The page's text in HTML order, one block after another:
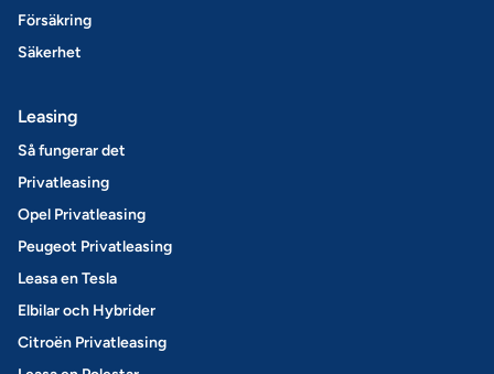
Försäkring
Säkerhet
Leasing
Så fungerar det
Privatleasing
Opel Privatleasing
Peugeot Privatleasing
Leasa en Tesla
Elbilar och Hybrider
Citroën Privatleasing